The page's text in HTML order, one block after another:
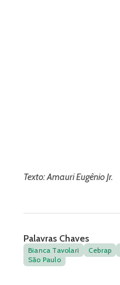
Texto: Amauri Eugênio Jr.
Palavras Chaves
Bianca Tavolari Cebrap
São Paulo